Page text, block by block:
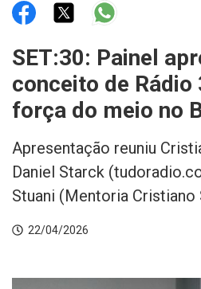
RNA
NOTÍCIAS
INTEGRIDADE
SET:30: Painel
conceito de
força do meio no
Apresentação reuniu
Daniel Starck
Stuani (Mentoria Cristiano
22/04/2026